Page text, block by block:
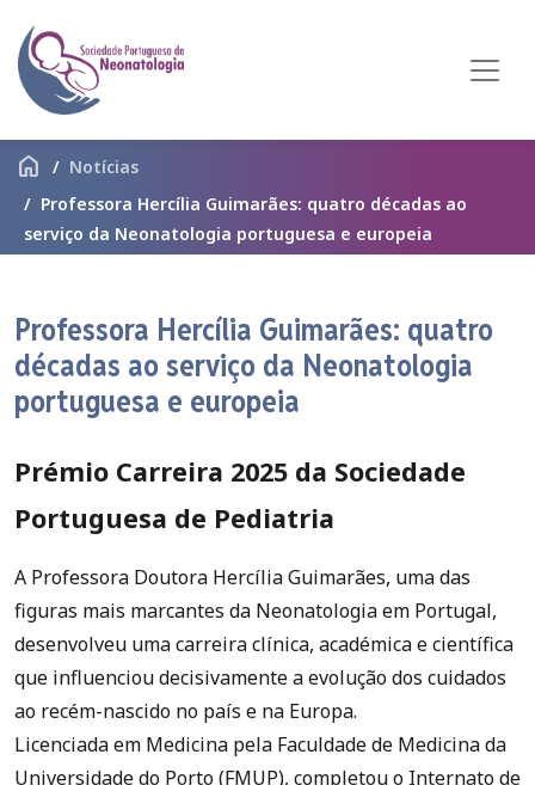
home
Notícias
Professora Hercília Guimarães: quatro décadas ao
serviço da Neonatologia portuguesa e europeia
Professora Hercília Guimarães: quatro
décadas ao serviço da Neonatologia
portuguesa e europeia
Prémio Carreira 2025 da Sociedade
Portuguesa de Pediatria
A Professora Doutora Hercília Guimarães, uma das
figuras mais marcantes da Neonatologia em Portugal,
desenvolveu uma carreira clínica, académica e científica
que influenciou decisivamente a evolução dos cuidados
ao recém-nascido no país e na Europa.
Licenciada em Medicina pela Faculdade de Medicina da
Universidade do Porto (FMUP), completou o Internato de